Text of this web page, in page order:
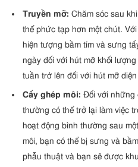
Truyền mỡ: Chăm sóc sau
thể phức tạp hơn một chút.
hiện tượng bầm tím và sưng
ngày đối với hút mỡ khối
tuần trở lên đối với hút mỡ
Cấy ghép môi: Đối với những
thường có thể trở lại làm việc
hoạt động bình thường sau
môi, bạn có thể bị sưng và
phẫu thuật và bạn sẽ được